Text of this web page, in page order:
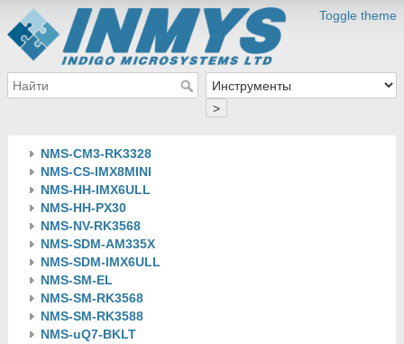
Toggle theme
>
NMS-CM3-RK3328
NMS-CS-IMX8MINI
NMS-HH-IMX6ULL
NMS-HH-PX30
NMS-NV-RK3568
NMS-SDM-AM335X
NMS-SDM-IMX6ULL
NMS-SM-EL
NMS-SM-RK3568
NMS-SM-RK3588
NMS-uQ7-BKLT